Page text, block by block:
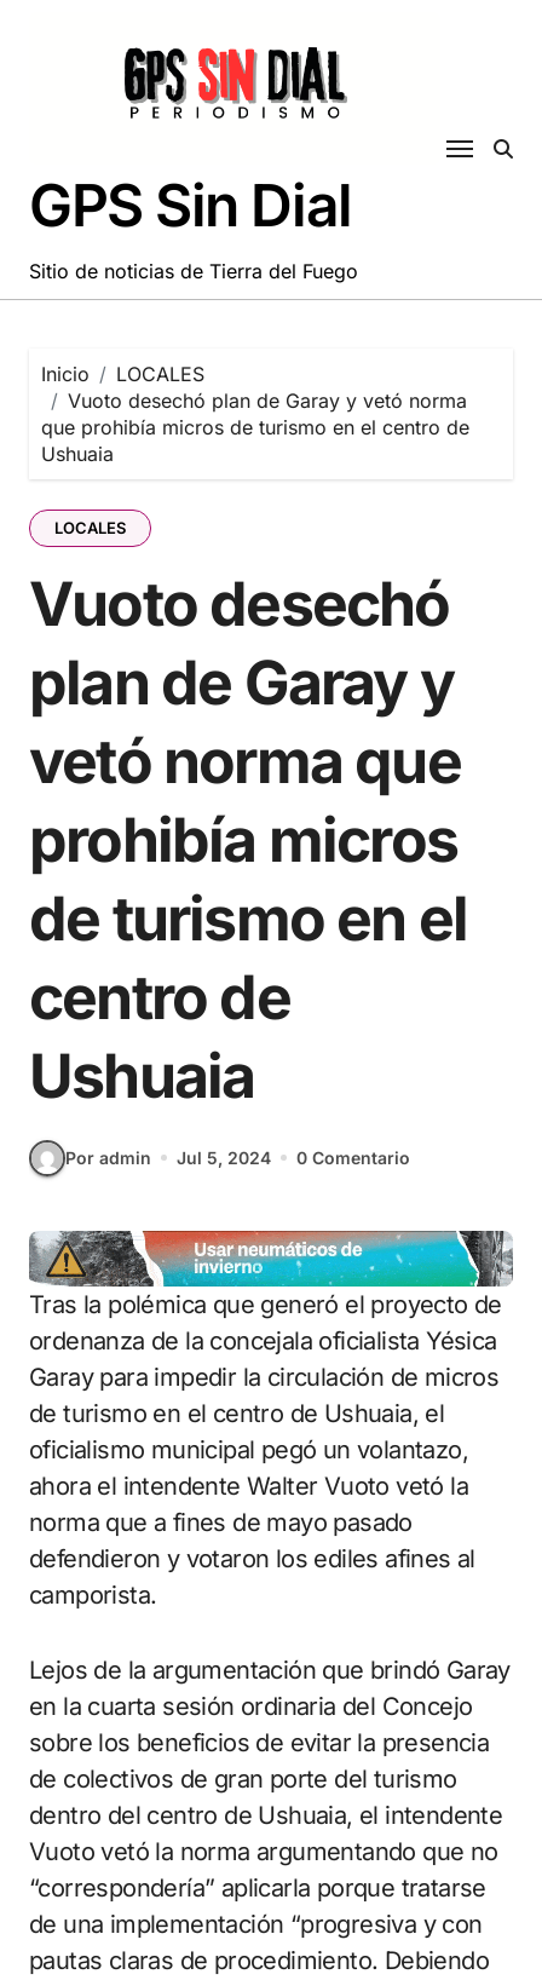
GPS Sin Dial
Sitio de noticias de Tierra del Fuego
Inicio
LOCALES
Vuoto desechó plan de Garay y vetó norma
que prohibía micros de turismo en el centro de
Ushuaia
LOCALES
Vuoto desechó
plan de Garay y
vetó norma que
prohibía micros
de turismo en el
centro de
Ushuaia
Por admin Jul 5, 2024 0 Comentario
Tras la polémica que generó el proyecto de
ordenanza de la concejala oficialista Yésica
Garay para impedir la circulación de micros
de turismo en el centro de Ushuaia, el
oficialismo municipal pegó un volantazo,
ahora el intendente Walter Vuoto vetó la
norma que a fines de mayo pasado
defendieron y votaron los ediles afines al
camporista.
Lejos de la argumentación que brindó Garay
en la cuarta sesión ordinaria del Concejo
sobre los beneficios de evitar la presencia
de colectivos de gran porte del turismo
dentro del centro de Ushuaia, el intendente
Vuoto vetó la norma argumentando que no
“correspondería” aplicarla porque tratarse
de una implementación “progresiva y con
pautas claras de procedimiento. Debiendo